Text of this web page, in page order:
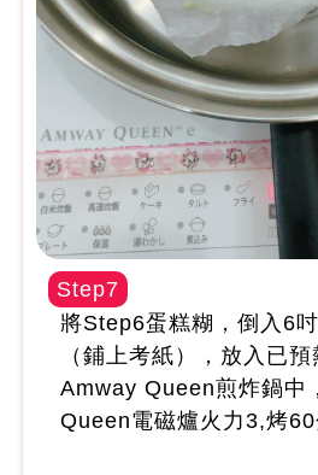
Step7
將Step6蛋糕糊，倒入6
（鋪上考紙），放入已
Amway Queen煎炸鍋中
Queen電磁爐火力3,烤